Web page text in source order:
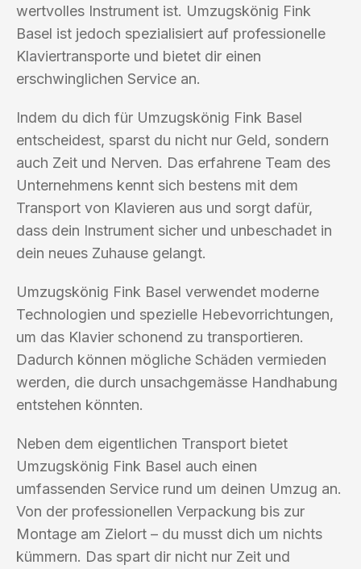
wertvolles Instrument ist. Umzugskönig Fink
Basel ist jedoch spezialisiert auf professionelle
Klaviertransporte und bietet dir einen
erschwinglichen Service an.
Indem du dich für Umzugskönig Fink Basel
entscheidest, sparst du nicht nur Geld, sondern
auch Zeit und Nerven. Das erfahrene Team des
Unternehmens kennt sich bestens mit dem
Transport von Klavieren aus und sorgt dafür,
dass dein Instrument sicher und unbeschadet in
dein neues Zuhause gelangt.
Umzugskönig Fink Basel verwendet moderne
Technologien und spezielle Hebevorrichtungen,
um das Klavier schonend zu transportieren.
Dadurch können mögliche Schäden vermieden
werden, die durch unsachgemässe Handhabung
entstehen könnten.
Neben dem eigentlichen Transport bietet
Umzugskönig Fink Basel auch einen
umfassenden Service rund um deinen Umzug an.
Von der professionellen Verpackung bis zur
Montage am Zielort – du musst dich um nichts
kümmern. Das spart dir nicht nur Zeit und